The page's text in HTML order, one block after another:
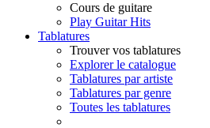
Cours de guitare
Play Guitar Hits
Tablatures
Trouver vos tablatures
Explorer le catalogue
Tablatures par artiste
Tablatures par genre
Toutes les tablatures